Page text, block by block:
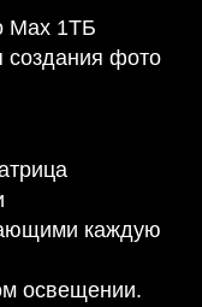
Max 1ТБ
создания фото
каждую
освещении.